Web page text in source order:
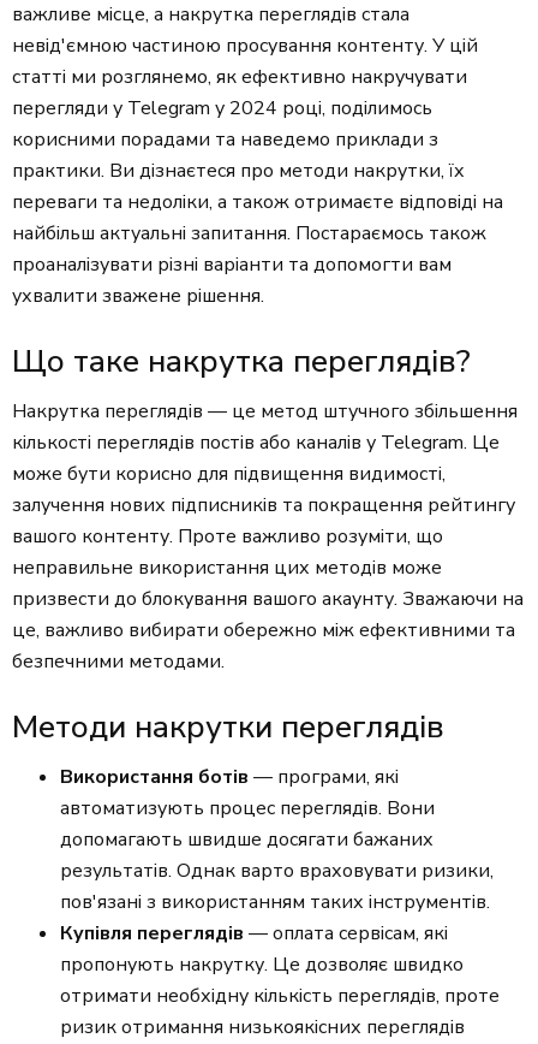
важливе місце, а накрутка переглядів стала
невід'ємною частиною просування контенту. У цій
статті ми розглянемо, як ефективно накручувати
перегляди у Telegram у 2024 році, поділимось
корисними порадами та наведемо приклади з
практики. Ви дізнаєтеся про методи накрутки, їх
переваги та недоліки, а також отримаєте відповіді на
найбільш актуальні запитання. Постараємось також
проаналізувати різні варіанти та допомогти вам
ухвалити зважене рішення.
Що таке накрутка переглядів?
Накрутка переглядів — це метод штучного збільшення
кількості переглядів постів або каналів у Telegram. Це
може бути корисно для підвищення видимості,
залучення нових підписників та покращення рейтингу
вашого контенту. Проте важливо розуміти, що
неправильне використання цих методів може
призвести до блокування вашого акаунту. Зважаючи на
це, важливо вибирати обережно між ефективними та
безпечними методами.
Методи накрутки переглядів
Використання ботів — програми, які
автоматизують процес переглядів. Вони
допомагають швидше досягати бажаних
результатів. Однак варто враховувати ризики,
пов'язані з використанням таких інструментів.
Купівля переглядів — оплата сервісам, які
пропонують накрутку. Це дозволяє швидко
отримати необхідну кількість переглядів, проте
ризик отримання низькоякісних переглядів